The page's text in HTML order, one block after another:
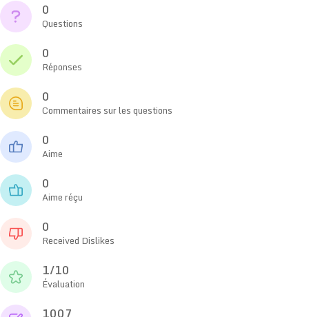
0
Questions
0
Réponses
0
Commentaires sur les questions
0
Aime
0
Aime réçu
0
Received Dislikes
1/10
Évaluation